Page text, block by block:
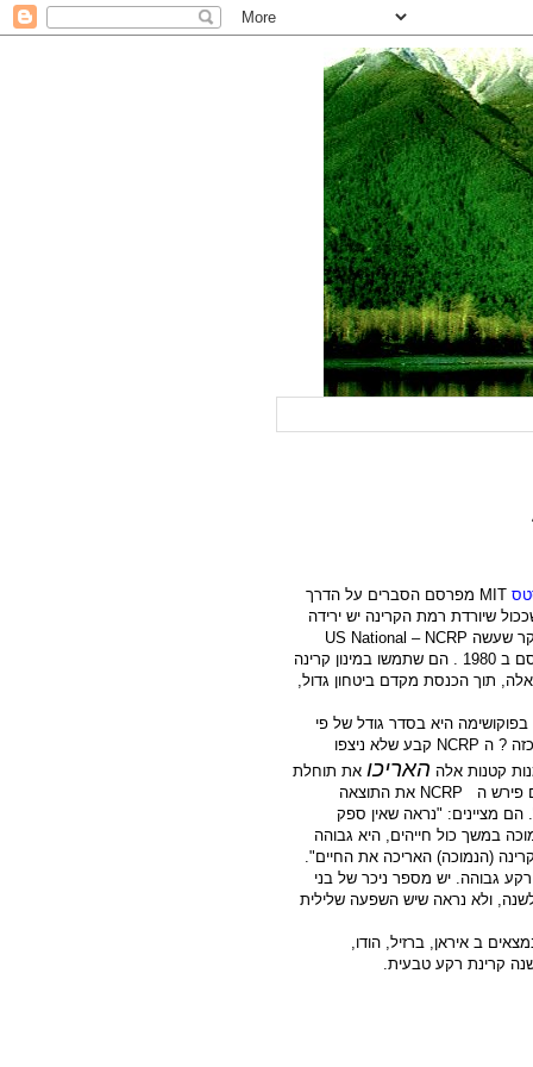
MIT מפרסם הסברים על הדרך
שיורדת רמת הקרינה יש ירידה
שעשה NCRP
–
US National
, שהתפרסם ב 1980 . הם שתמשו במינון קרינה
על פי ניסויים אלה, תוך הכנסת מקדם ביטחון גדול,
היא בסדר גודל של פי
NCRP קבע שלא ניצפו
קטנות אלה האריכו את תוחלת
פירש ה
NCRP את התוצאה
הם מציינים: "נראה שאין ספק
במשך כול חייהים, היא גבוהה
(הנמוכה) האריכה את החיים".
גבוהה. יש מספר ניכר של בני
ולא נראה שיש השפעה שלילית
ב איראן, ברזיל, הודו,
קרינת רקע טבעית.